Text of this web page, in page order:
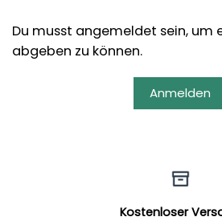
Du musst angemeldet sein, um
abgeben zu können.
Anmelden
Kostenloser